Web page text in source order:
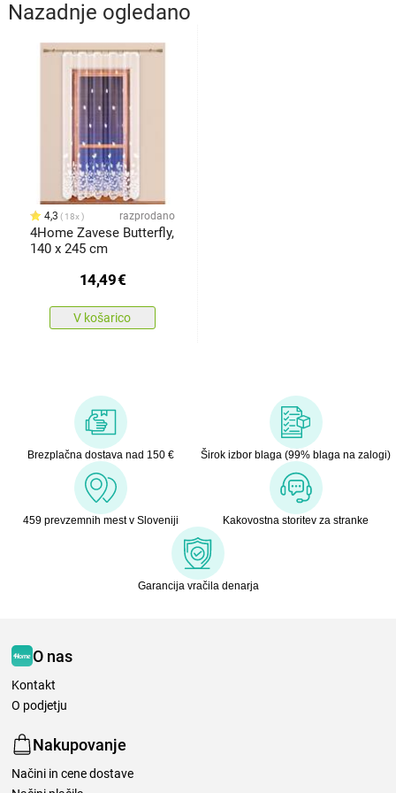
Nazadnje ogledano
4,3 18x razprodano
4Home Zavese Butterfly,
140 x 245 cm
14,49€
V košarico
Brezplačna dostava nad 150 € Širok izbor blaga (99% blaga na zalogi)
459 prevzemnih mest v Sloveniji Kakovostna storitev za stranke
Garancija vračila denarja
O nas
Kontakt
O podjetju
Nakupovanje
Načini in cene dostave